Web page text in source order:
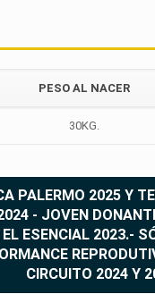
MADRE
PESO AL NACER
30KG.
PALERMO 2025 Y
- JOVEN
EL ESENCIAL 2023.-
CIRCUITO 2024 Y